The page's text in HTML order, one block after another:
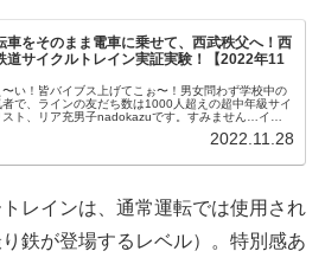
車をそのまま電車に乗せて、西武秩父へ！西
道サイクルトレイン実証実験！【2022年11
〜い！皆バイブス上げてこぉ〜！男女問わず学校中の
者で、ラインの友だち数は1000人超えの超中年級サイ
スト、リア充男子nadokazuです。すみません…イキ
2022.11.28
レインは、通常運転では使用され
鉄が登場するレベル）。特別感あ